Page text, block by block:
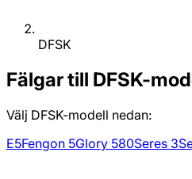
DFSK
Fälgar till DFSK-
Välj DFSK-modell nedan:
E5Fengon 5Glory 580Seres 3